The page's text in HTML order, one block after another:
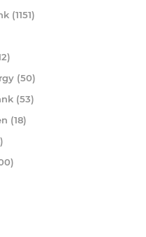
(1151)
(50)
(53)
(18)